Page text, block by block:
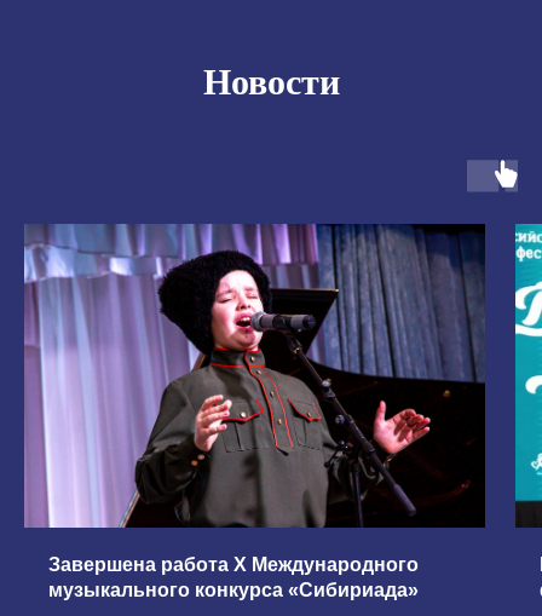
Новости
Завершена работа X Международного
музыкального конкурса «Сибириада»